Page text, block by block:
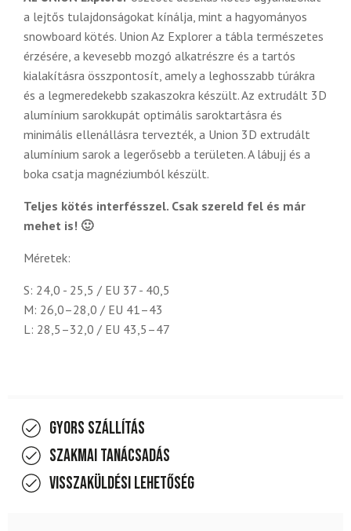
a lejtős tulajdonságokat kínálja, mint a hagyományos
snowboard kötés. Union Az Explorer a tábla természetes
érzésére, a kevesebb mozgó alkatrészre és a tartós
kialakításra összpontosít, amely a leghosszabb túrákra
és a legmeredekebb szakaszokra készült. Az extrudált 3D
alumínium sarokkupát optimális saroktartásra és
minimális ellenállásra tervezték, a Union 3D extrudált
alumínium sarok a legerősebb a területen. A lábujj és a
boka csatja magnéziumból készült.
Teljes kötés interfésszel. Csak szereld fel és már
mehet is! 🙂
Méretek:
S: 24,0 - 25,5 / EU 37 - 40,5
M: 26,0–28,0 / EU 41–43
L: 28,5–32,0 / EU 43,5–47
Gyors szállítás
Szakmai tanácsadás
Visszaküldési lehetőség